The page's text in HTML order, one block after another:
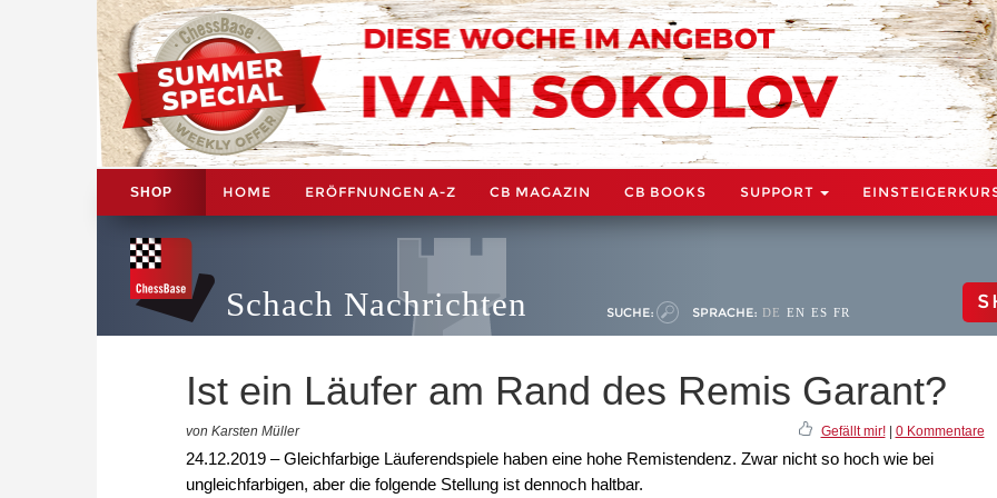
SHOP HOME ERÖFFNUNGEN A-Z CB MAGAZIN CB BOOKS SUPPORT
Schach Nachrichten SUCHE: SPRACHE: DE EN ES FR
Ist ein Läufer am Rand des Remis Garant?
von Karsten Müller Gefällt mir!| 0 Kommentare
24.12.2019 – Gleichfarbige Läuferendspiele haben eine hohe Remistendenz. Zwar nicht so hoch wie bei
ungleichfarbigen, aber die folgende Stellung ist dennoch haltbar.